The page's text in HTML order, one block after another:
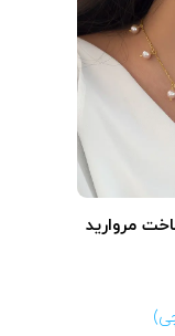
مروارید